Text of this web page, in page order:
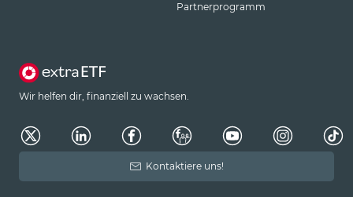
Partnerprogramm
Wir helfen dir, finanziell zu wachsen.
Kontaktiere uns!